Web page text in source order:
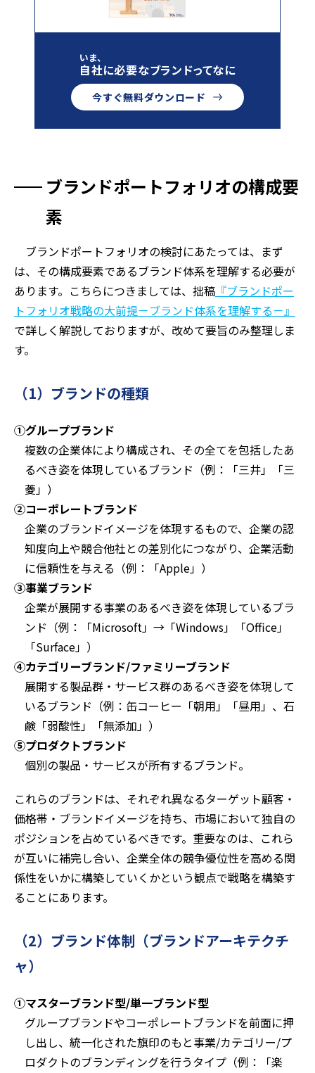
いま、
自社に必要なブランドってなに
今すぐ無料ダウンロード
ブランドポートフォリオの構成要
素
ブランドポートフォリオの検討にあたっては、まず
は、その構成要素であるブランド体系を理解する必要が
あります。こちらにつきましては、拙稿 『ブランドポー
トフォリオ戦略の大前提－ブランド体系を理解する－』
で詳しく解説しておりますが、改めて要旨のみ整理しま
す。
（1）ブランドの種類
①グループブランド
複数の企業体により構成され、その全てを包括したあ
るべき姿を体現しているブランド（例：「三井」「三
菱」）
②コーポレートブランド
企業のブランドイメージを体現するもので、企業の認
知度向上や競合他社との差別化につながり、企業活動
に信頼性を与える（例：「Apple」）
③事業ブランド
企業が展開する事業のあるべき姿を体現しているブラ
ンド（例：「Microsoft」→「Windows」「Office」
「Surface」）
④カテゴリーブランド/ファミリーブランド
展開する製品群・サービス群のあるべき姿を体現して
いるブランド（例：缶コーヒー「朝用」「昼用」、石
鹸「弱酸性」「無添加」）
⑤プロダクトブランド
個別の製品・サービスが所有するブランド。
これらのブランドは、それぞれ異なるターゲット顧客・
価格帯・ブランドイメージを持ち、市場において独自の
ポジションを占めているべきです。重要なのは、これら
が互いに補完し合い、企業全体の競争優位性を高める関
係性をいかに構築していくかという観点で戦略を構築す
ることにあります。
（2）ブランド体制（ブランドアーキテクチ
ャ）
①マスターブランド型/単一ブランド型
グループブランドやコーポレートブランドを前面に押
し出し、統一化された旗印のもと事業/カテゴリー/プ
ロダクトのブランディングを行うタイプ（例：「楽